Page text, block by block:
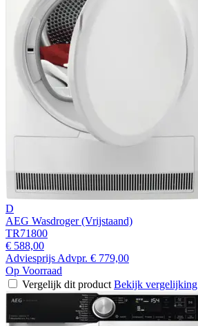
D
AEG Wasdroger (Vrijstaand)
TR71800
€ 588,00
Adviesprijs Advpr. € 779,00
Op Voorraad
Vergelijk dit product Bekijk vergelijking